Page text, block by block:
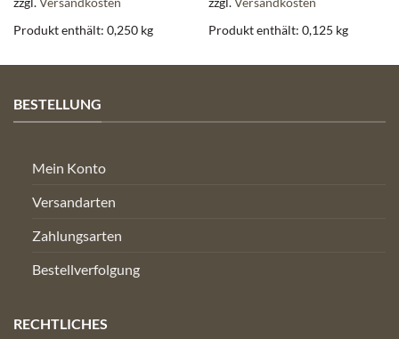
Produkt enthält: 0,250 kg
Produkt enthält: 0,125 kg
BESTELLUNG
Mein Konto
Versandarten
Zahlungsarten
Bestellverfolgung
RECHTLICHES